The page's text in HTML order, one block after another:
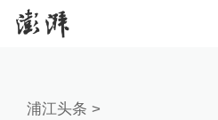
浦江头条 >